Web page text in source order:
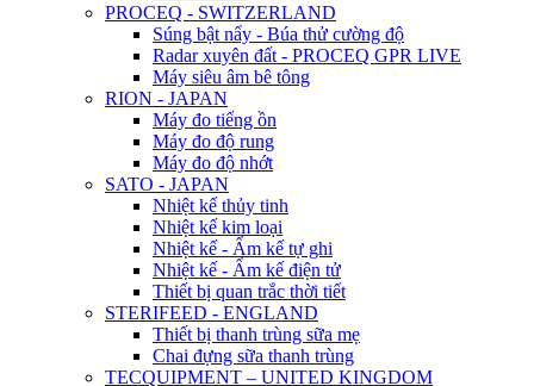
PROCEQ - SWITZERLAND
Súng bật nẩy - Búa thử cường độ
Radar xuyên đất - PROCEQ GPR LIVE
Máy siêu âm bê tông
RION - JAPAN
Máy đo tiếng ồn
Máy đo độ rung
Máy đo độ nhớt
SATO - JAPAN
Nhiệt kế thủy tinh
Nhiệt kế kim loại
Nhiệt kế - Ẩm kế tự ghi
Nhiệt kế - Ẩm kế điện tử
Thiết bị quan trắc thời tiết
STERIFEED - ENGLAND
Thiết bị thanh trùng sữa mẹ
Chai đựng sữa thanh trùng
TECQUIPMENT – UNITED KINGDOM